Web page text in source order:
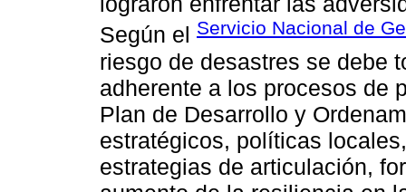
Según el Servicio Nacional de
riesgo de desastres se debe
adherente a los procesos de
Plan de Desarrollo y
estratégicos, políticas
estrategias de articulación,